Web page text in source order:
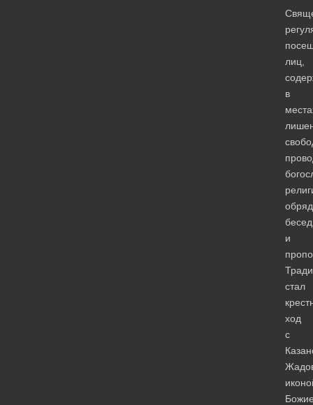
лиц,
в
и
стал
ход
с